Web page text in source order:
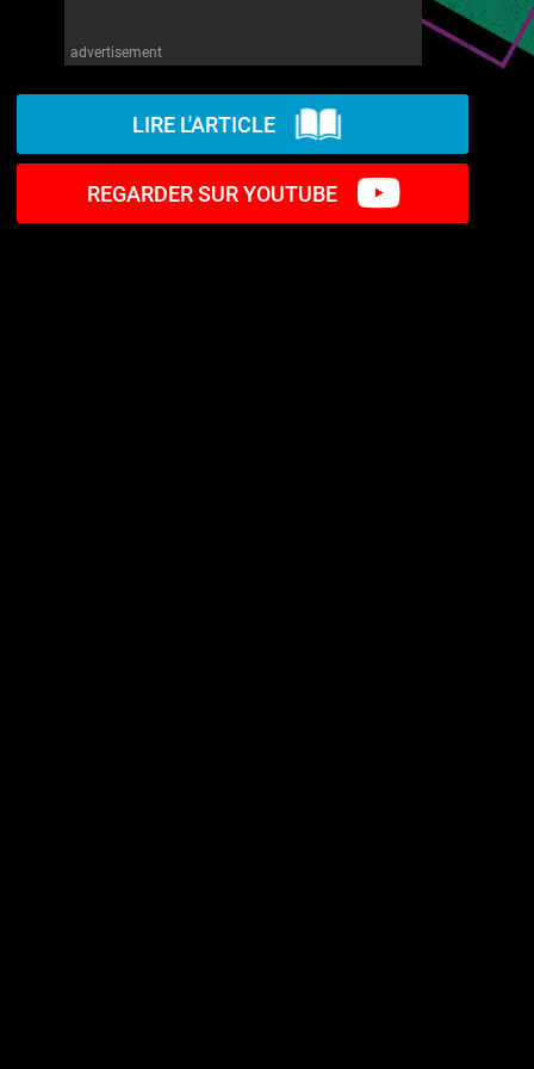
advertisement
LIRE L'ARTICLE
REGARDER SUR YOUTUBE